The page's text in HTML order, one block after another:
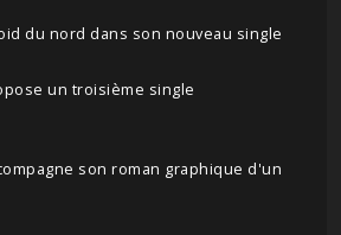
du nord dans son nouveau single
un troisième single
son roman graphique d'un